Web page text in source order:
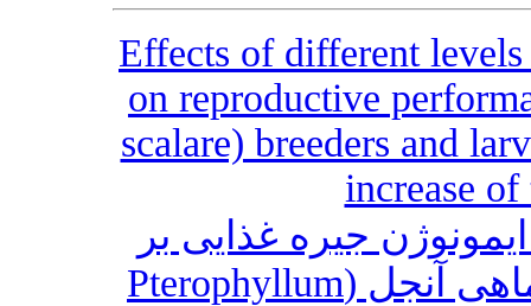
Effects of different
on reproductive
scalare) breeders and
increase of
جیره غذایی بر
شاخص‌های تولید‌مثلی مولدین ماهی آنجل (Pterophyllum